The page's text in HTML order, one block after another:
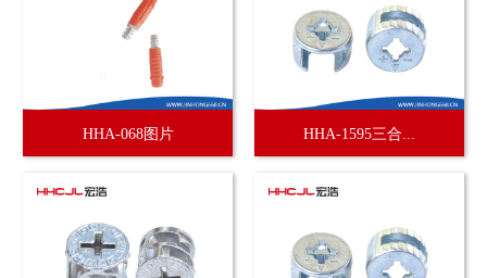
HHA-068图片 HHA-1595三合...